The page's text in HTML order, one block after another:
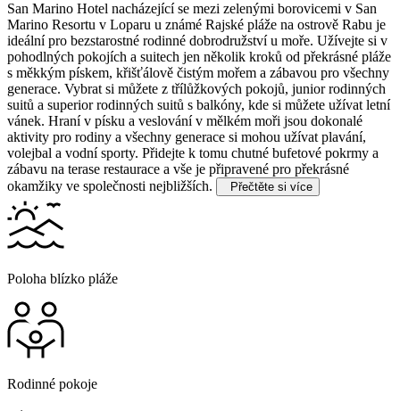
San Marino Hotel nacházející se mezi zelenými borovicemi v San
Marino Resortu v Loparu u známé Rajské pláže na ostrově Rabu je
ideální pro bezstarostné rodinné dobrodružství u moře. Užívejte si v
pohodlných pokojích a suitech jen několik kroků od překrásné pláže
s měkkým pískem, křišťálově čistým mořem a zábavou pro všechny
generace. Vybrat si můžete z třílůžkových pokojů, junior rodinných
suitů a superior rodinných suitů s balkóny, kde si můžete užívat letní
vánek. Hraní v písku a veslování v mělkém moři jsou dokonalé
aktivity pro rodiny a všechny generace si mohou užívat plavání,
volejbal a vodní sporty. Přidejte k tomu chutné bufetové pokrmy a
zábavu na terase restaurace a vše je připravené pro překrásné
okamžiky ve společnosti nejbližších.
Přečtěte si více
Poloha blízko pláže
Rodinné pokoje